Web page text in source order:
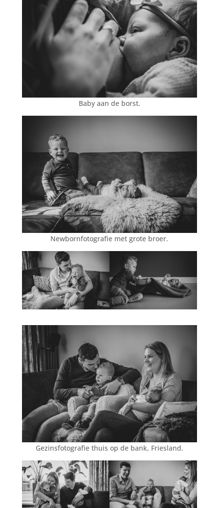
Baby aan de borst.
Newbornfotografie met grote broer.
Gezinsfotografie thuis op de bank, Friesland.